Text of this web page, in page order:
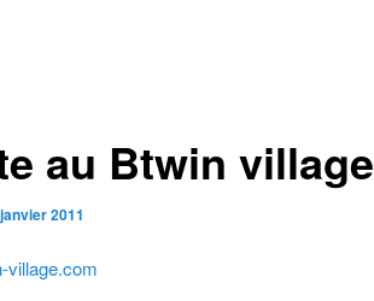
au Btwin village
2011
village.com